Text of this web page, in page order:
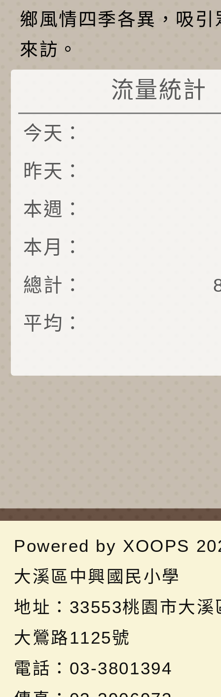
鄉風情四季各異，吸引
來訪。
流量統計
今天：
昨天：
本週：
本月：
總計：
平均：
Powered by XOOPS
大溪區中興國民小學
地址： 33553桃園市大溪
大鶯路1125號
電話：03-3801394